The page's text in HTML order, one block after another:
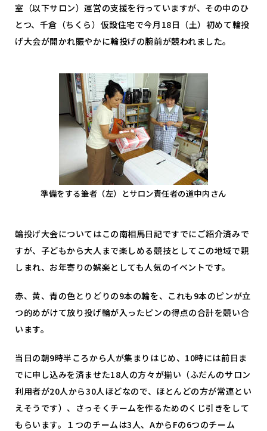
室（以下サロン）運営の支援を行っていますが、その中のひ
とつ、千倉（ちくら）仮設住宅で今月18日（土）初めて輪投
げ大会が開かれ賑やかに輪投げの腕前が競われました。
準備をする筆者（左）とサロン責任者の道中内さん
輪投げ大会についてはこの南相馬日記ですでにご紹介済みで
すが、子どもから大人まで楽しめる競技としてこの地域で親
しまれ、お年寄りの娯楽としても人気のイベントです。
赤、黄、青の色とりどりの9本の輪を、これも9本のピンが立
つ的めがけて放り投げ輪が入ったピンの得点の合計を競い合
います。
当日の朝9時半ころから人が集まりはじめ、10時には前日ま
でに申し込みを済ませた18人の方々が揃い（ふだんのサロン
利用者が20人から30人ほどなので、ほとんどの方が常連とい
えそうです）、さっそくチームを作るためのくじ引きをして
もらいます。１つのチームは3人、AからFの6つのチーム